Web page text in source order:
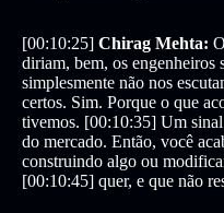
[00:10:25] Chirag Mehta:
diriam, bem, os engenheiros
simplesmente não nos
certos. Sim. Porque o que
tivemos. [00:10:35] Um
do mercado. Então, você
construindo algo ou
[00:10:45] quer, e que não